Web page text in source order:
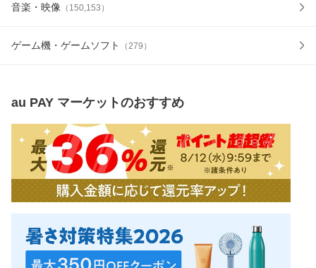
音楽・映像 （ 150,153 ）
ゲーム機・ゲームソフト （279 ）
au PAY マーケットのおすすめ